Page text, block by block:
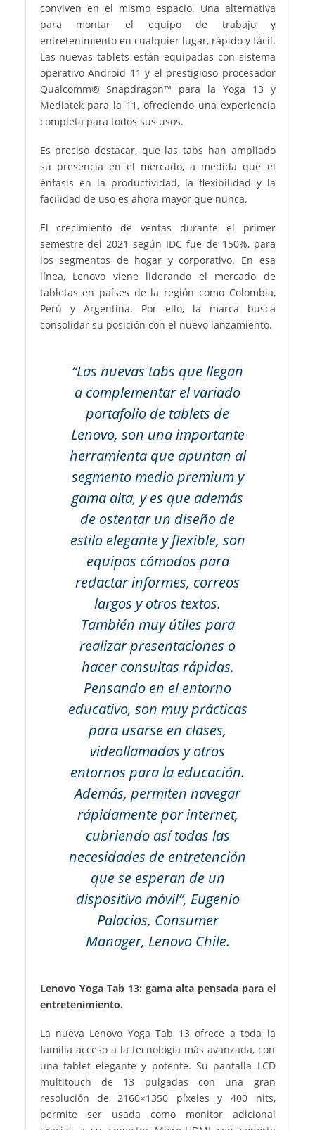
conviven en el mismo espacio. Una alternativa
para montar el equipo de trabajo y
entretenimiento en cualquier lugar, rápido y fácil.
Las nuevas tablets están equipadas con sistema
operativo Android 11 y el prestigioso procesador
Qualcomm® Snapdragon™ para la Yoga 13 y
Mediatek para la 11, ofreciendo una experiencia
completa para todos sus usos.
Es preciso destacar, que las tabs han ampliado
su presencia en el mercado, a medida que el
énfasis en la productividad, la flexibilidad y la
facilidad de uso es ahora mayor que nunca.
El crecimiento de ventas durante el primer
semestre del 2021 según IDC fue de 150%, para
los segmentos de hogar y corporativo. En esa
línea, Lenovo viene liderando el mercado de
tabletas en países de la región como Colombia,
Perú y Argentina. Por ello, la marca busca
consolidar su posición con el nuevo lanzamiento.
“Las nuevas tabs que llegan
a complementar el variado
portafolio de tablets de
Lenovo, son una importante
herramienta que apuntan al
segmento medio premium y
gama alta, y es que además
de ostentar un diseño de
estilo elegante y flexible, son
equipos cómodos para
redactar informes, correos
largos y otros textos.
También muy útiles para
realizar presentaciones o
hacer consultas rápidas.
Pensando en el entorno
educativo, son muy prácticas
para usarse en clases,
videollamadas y otros
entornos para la educación.
Además, permiten navegar
rápidamente por internet,
cubriendo así todas las
necesidades de entretención
que se esperan de un
dispositivo móvil”, Eugenio
Palacios, Consumer
Manager, Lenovo Chile.
Lenovo Yoga Tab 13: gama alta pensada para el
entretenimiento.
La nueva Lenovo Yoga Tab 13 ofrece a toda la
familia acceso a la tecnología más avanzada, con
una tablet elegante y potente. Su pantalla LCD
multitouch de 13 pulgadas con una gran
resolución de 2160×1350 píxeles y 400 nits,
permite ser usada como monitor adicional